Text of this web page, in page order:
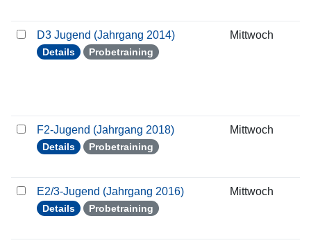
D3 Jugend (Jahrgang 2014)
Details Probetraining
Mittwoch
F2-Jugend (Jahrgang 2018)
Details Probetraining
Mittwoch
E2/3-Jugend (Jahrgang 2016)
Details Probetraining
Mittwoch